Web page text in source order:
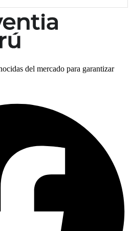
del mercado para garantizar